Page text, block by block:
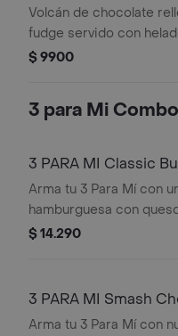
Volcán de chocolate
fudge servido con
salsa de chocolate. El
$ 9900
3 para Mi Combo
3 PARA MI Classic
Arma tu 3 Para Mí con
hamburguesa con
tocino pepinillos
fritas. Súmale también
$ 14.290
3 PARA MI Smash
Box
Arma tu 3 Para Mí con